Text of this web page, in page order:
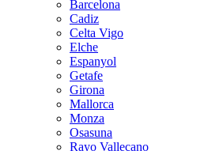
Barcelona
Cadiz
Celta Vigo
Elche
Espanyol
Getafe
Girona
Mallorca
Monza
Osasuna
Rayo Vallecano